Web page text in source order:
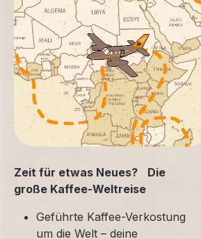
Zeit für etwas Neues? Die
große Kaffee-Weltreise
Geführte Kaffee-Verkostung
um die Welt – deine